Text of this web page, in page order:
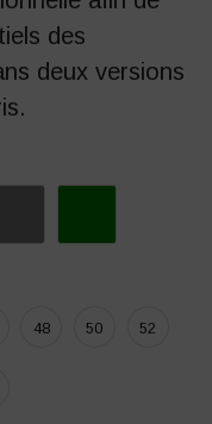
des
deux versions
48 50 52